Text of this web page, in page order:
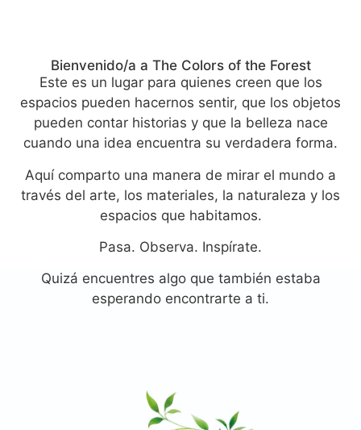
Bienvenido/a a The Colors of the Forest
Este es un lugar para quienes creen que los
espacios pueden hacernos sentir, que los objetos
pueden contar historias y que la belleza nace
cuando una idea encuentra su verdadera forma.
Aquí comparto una manera de mirar el mundo a
través del arte, los materiales, la naturaleza y los
espacios que habitamos.
Pasa. Observa. Inspírate.
Quizá encuentres algo que también estaba
esperando encontrarte a ti.